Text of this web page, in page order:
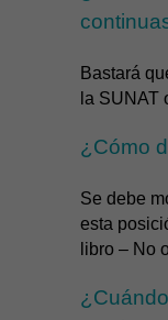
Bastará
la SUNAT
¿Cómo
Se debe
esta
libro – No